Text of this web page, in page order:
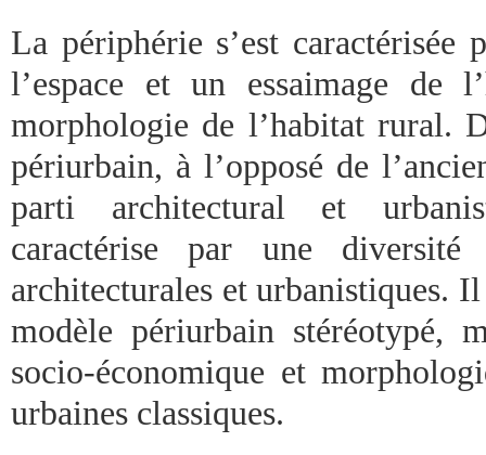
La périphérie s’est caractérisée
l’espace et un essaimage de
morphologie de l’habitat rural.
périurbain, à l’opposé de
parti architectural et
caractérise par une diversité
architecturales et urbanistiques.
modèle périurbain stéréotypé,
socio-économique et
urbaines classiques.